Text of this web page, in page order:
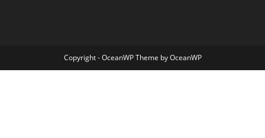
Copyright - OceanWP Theme by OceanWP